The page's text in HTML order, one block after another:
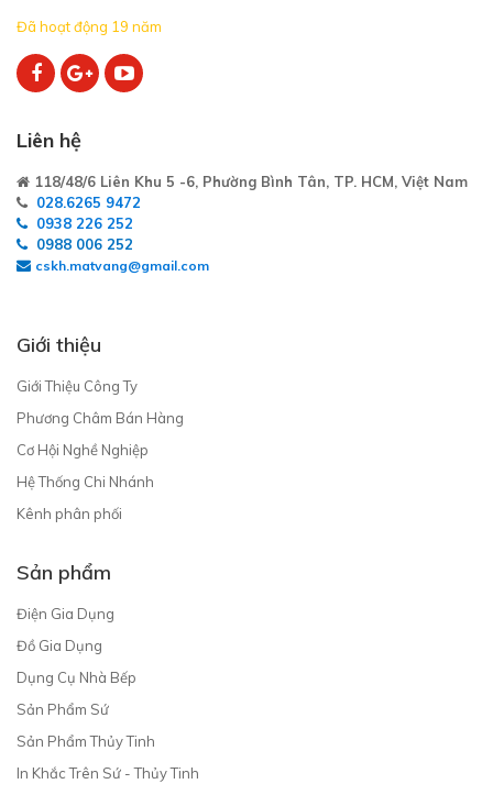
Đã hoạt động 19 năm
Liên hệ
118/48/6 Liên Khu 5 -6, Phường Bình Tân, TP. HCM, Việt Nam
028.6265 9472
0938 226 252
0988 006 252
cskh.matvang@gmail.com
Giới thiệu
Giới Thiệu Công Ty
Phương Châm Bán Hàng
Cơ Hội Nghề Nghiệp
Hệ Thống Chi Nhánh
Kênh phân phối
Sản phẩm
Điện Gia Dụng
Đồ Gia Dụng
Dụng Cụ Nhà Bếp
Sản Phẩm Sứ
Sản Phẩm Thủy Tinh
In Khắc Trên Sứ - Thủy Tinh